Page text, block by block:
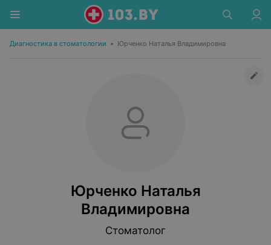
Диагностика в стоматологии • Юрченко Наталья Владимировна
Юрченко Наталья
Владимировна
Стоматолог